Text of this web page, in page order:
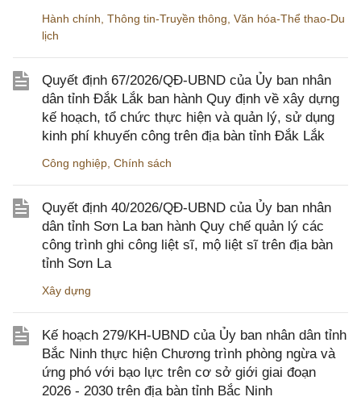
Hành chính Thông tin-Truyền thông Văn hóa-Thể thao-Du
lịch
Quyết định 67/2026/QĐ-UBND của Ủy ban nhân
dân tỉnh Đắk Lắk ban hành Quy định về xây dựng
kế hoạch, tổ chức thực hiện và quản lý, sử dụng
kinh phí khuyến công trên địa bàn tỉnh Đắk Lắk
Công nghiệp Chính sách
Quyết định 40/2026/QĐ-UBND của Ủy ban nhân
dân tỉnh Sơn La ban hành Quy chế quản lý các
công trình ghi công liệt sĩ, mộ liệt sĩ trên địa bàn
tỉnh Sơn La
Xây dựng
Kế hoạch 279/KH-UBND của Ủy ban nhân dân tỉnh
Bắc Ninh thực hiện Chương trình phòng ngừa và
ứng phó với bạo lực trên cơ sở giới giai đoạn
2026 - 2030 trên địa bàn tỉnh Bắc Ninh